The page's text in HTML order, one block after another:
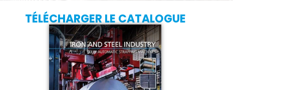
TÉLÉCHARGER LE CATALOGUE